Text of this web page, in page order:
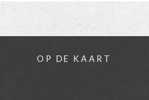
OP DE KAART